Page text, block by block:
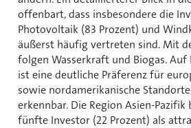
offenbart, dass insbesondere die
Photovoltaik (83 Prozent) und
äußerst häufig vertreten sind. Mit
folgen Wasserkraft und Biogas. Auf
ist eine deutliche Präferenz für
sowie nordamerikanische
erkennbar. Die Region Asien-
fünfte Investor (22 Prozent) als